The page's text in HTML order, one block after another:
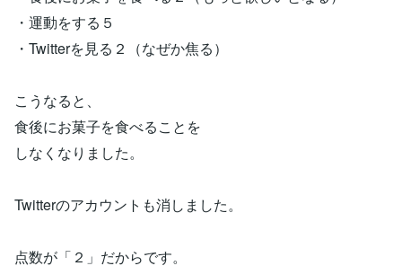
・運動をする５
・Twitterを見る２（なぜか焦る）
こうなると、
食後にお菓子を食べることを
しなくなりました。
Twitterのアカウントも消しました。
点数が「２」だからです。